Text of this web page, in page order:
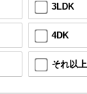
3LDK
4DK
それ以上